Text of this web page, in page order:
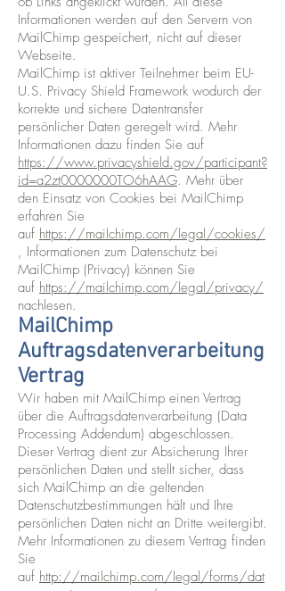
Informationen werden auf den Servern von
MailChimp gespeichert, nicht auf dieser
Webseite.
MailChimp ist aktiver Teilnehmer beim EU-
U.S. Privacy Shield Framework wodurch der
korrekte und sichere Datentransfer
persönlicher Daten geregelt wird. Mehr
Informationen dazu finden Sie auf
https://www.privacyshield.gov/participant?
id=a2zt0000000TO6hAAG. Mehr über
den Einsatz von Cookies bei MailChimp
erfahren Sie
auf https://mailchimp.com/legal/cookies/
, Informationen zum Datenschutz bei
MailChimp (Privacy) können Sie
auf https://mailchimp.com/legal/privacy/
nachlesen.
MailChimp
Auftragsdatenverarbeitung
Vertrag
Wir haben mit MailChimp einen Vertrag
über die Auftragsdatenverarbeitung (Data
Processing Addendum) abgeschlossen.
Dieser Vertrag dient zur Absicherung Ihrer
persönlichen Daten und stellt sicher, dass
sich MailChimp an die geltenden
Datenschutzbestimmungen hält und Ihre
persönlichen Daten nicht an Dritte weitergibt.
Mehr Informationen zu diesem Vertrag finden
Sie
auf http://mailchimp.com/legal/forms/dat